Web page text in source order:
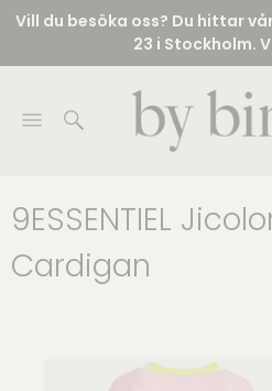
Vill du besöka oss? Du hittar
23 i Stockholm.
9ESSENTIEL
Cardigan